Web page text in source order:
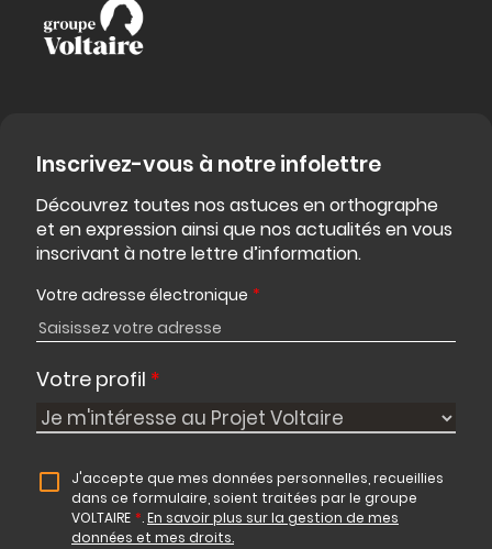
Inscrivez-vous à notre infolettre
Découvrez toutes nos astuces en orthographe
et en expression ainsi que nos actualités en vous
inscrivant à notre lettre d’information.
Votre adresse électronique *
Votre profil *
J'accepte que mes données personnelles, recueillies
dans ce formulaire, soient traitées par le groupe
VOLTAIRE *.En savoir plus sur la gestion de mes
données et mes droits.